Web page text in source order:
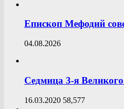
Епископ Мефодий
04.08.2026
Седмица 3-я Великого
16.03.2020 58,577